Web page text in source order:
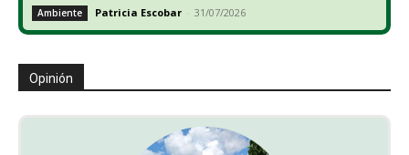
Ambiente Patricia Escobar - 31/07/2026
Opinión